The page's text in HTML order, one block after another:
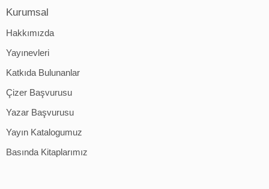
Kurumsal
Hakkımızda
Yayınevleri
Katkıda Bulunanlar
Çizer Başvurusu
Yazar Başvurusu
Yayın Katalogumuz
Basında Kitaplarımız